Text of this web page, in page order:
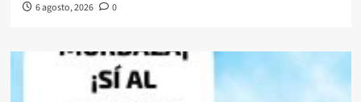
6 agosto, 2026 0